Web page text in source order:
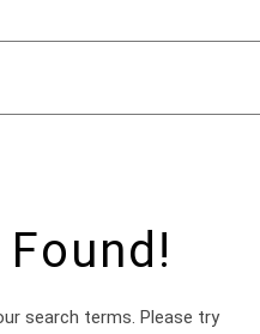
search terms. Please try